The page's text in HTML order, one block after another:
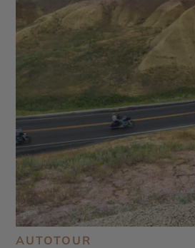
AUTOTOUR